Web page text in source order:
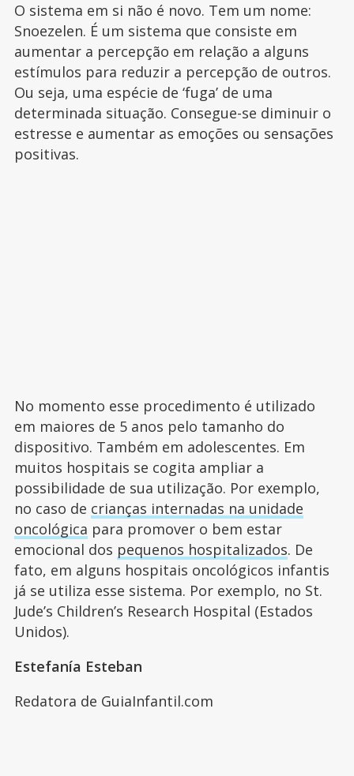
O sistema em si não é novo. Tem um nome:
Snoezelen. É um sistema que consiste em
aumentar a percepção em relação a alguns
estímulos para reduzir a percepção de outros.
Ou seja, uma espécie de ‘fuga’ de uma
determinada situação. Consegue-se diminuir o
estresse e aumentar as emoções ou sensações
positivas.
No momento esse procedimento é utilizado
em maiores de 5 anos pelo tamanho do
dispositivo. Também em adolescentes. Em
muitos hospitais se cogita ampliar a
possibilidade de sua utilização. Por exemplo,
no caso de crianças internadas na unidade
oncológica para promover o bem estar
emocional dos pequenos hospitalizados. De
fato, em alguns hospitais oncológicos infantis
já se utiliza esse sistema. Por exemplo, no St.
Jude’s Children’s Research Hospital (Estados
Unidos).
Estefanía Esteban
Redatora de GuiaInfantil.com